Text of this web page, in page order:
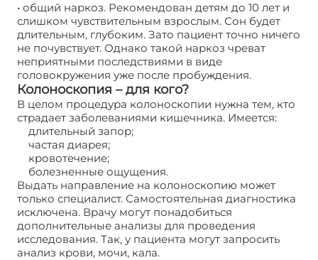
• общий наркоз. Рекомендован детям до 10 лет и
слишком чувствительным взрослым. Сон будет
длительным, глубоким. Зато пациент точно ничего
не почувствует. Однако такой наркоз чреват
неприятными последствиями в виде
головокружения уже после пробуждения.
Колоноскопия – для кого?
В целом процедура колоноскопии нужна тем, кто
страдает заболеваниями кишечника. Имеется:
длительный запор;
частая диарея;
кровотечение;
болезненные ощущения.
Выдать направление на колоноскопию может
только специалист. Самостоятельная диагностика
исключена. Врачу могут понадобиться
дополнительные анализы для проведения
исследования. Так, у пациента могут запросить
анализ крови, мочи, кала.